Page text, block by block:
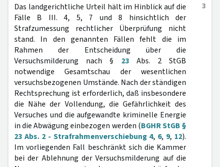
3
Das landgerichtliche Urteil hält im Hinblick auf die
Fälle B III. 4, 5, 7 und 8 hinsichtlich der
Strafzumessung rechtlicher Überprüfung nicht
stand. In den genannten Fällen fehlt die im
Rahmen der Entscheidung über die
Versuchsmilderung nach § 23Abs. 2 StGB
notwendige Gesamtschau der wesentlichen
versuchsbezogenen Umstände. Nach der ständigen
Rechtsprechung ist erforderlich, daß insbesondere
die Nähe der Vollendung, die Gefährlichkeit des
Versuches und die aufgewandte kriminelle Energie
in die Abwägung einbezogen werden (BGHR StGB §
23 Abs. 2 - Strafrahmenverschiebung 4, 6, 9, 12).
Im vorliegenden Fall beschränkt sich die Kammer
bei der Ablehnung der Versuchsmilderung auf die